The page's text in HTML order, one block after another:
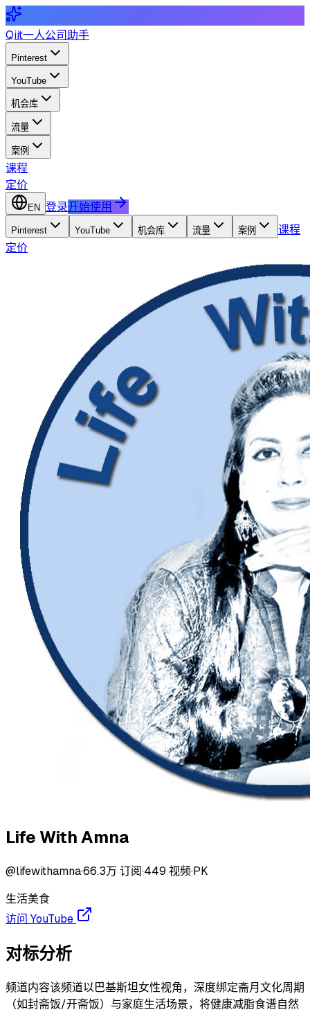
Qiit一人公司助手
Pinterest
YouTube
机会库
流量
案例
课程
定价
EN 登录开始使用
Pinterest YouTube 机会库 流量 案例
课程
定价
Life With Amna
@lifewithamna·66.3万 订阅·449 视频·PK
生活美食
访问 YouTube
对标分析
频道内容该频道以巴基斯坦女性视角，深度绑定斋月文化周期
（如封斋饭/开斋饭）与家庭生活场景，将健康减脂食谱自然